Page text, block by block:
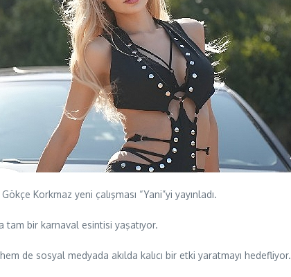
Korkmaz yeni çalışması “Yani”yi yayınladı.
tam bir karnaval esintisi yaşatıyor.
de sosyal medyada akılda kalıcı bir etki yaratmayı hedefliyor.